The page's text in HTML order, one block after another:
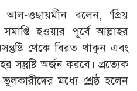
ওছায়মীন বলেন, ‘প্রিয়
হওয়ার পূর্বে আল্লাহর
থেকে বিরত থাকুন এবং
অর্জন করবে। প্রত্যেক
মধ্যে শ্রেষ্ঠ হলেন